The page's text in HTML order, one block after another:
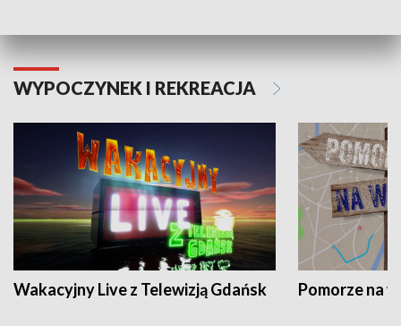
WYPOCZYNEK I REKREACJA
Wakacyjny Live z Telewizją Gdańsk Pomorze na